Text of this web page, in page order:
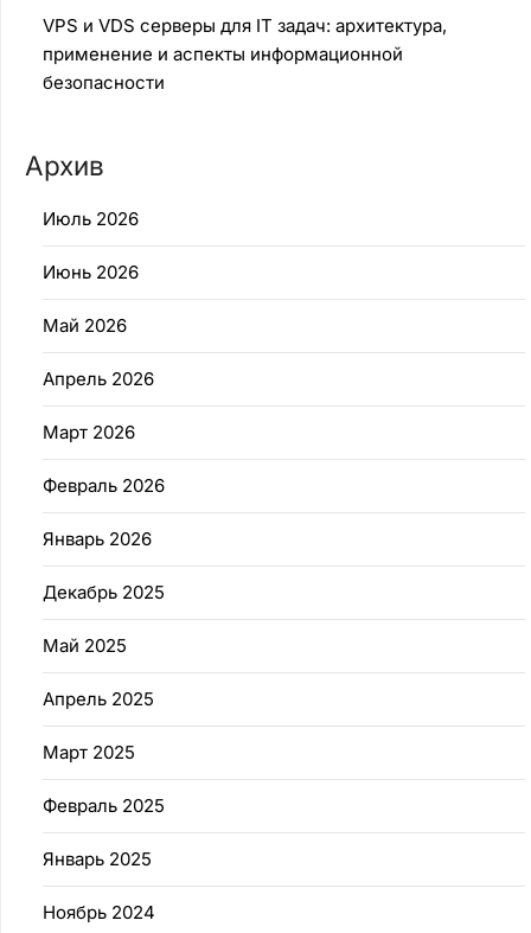
VPS и VDS серверы для IT задач: архитектура,
применение и аспекты информационной
безопасности
Архив
Июль 2026
Июнь 2026
Май 2026
Апрель 2026
Март 2026
Февраль 2026
Январь 2026
Декабрь 2025
Май 2025
Апрель 2025
Март 2025
Февраль 2025
Январь 2025
Ноябрь 2024